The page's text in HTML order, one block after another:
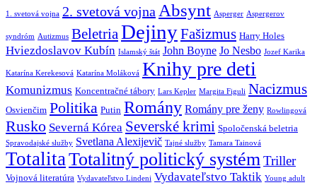
1. svetová vojna 2. svetová vojnaAbsynt Asperger Aspergerov
syndróm Autizmus BeletriaDejinyFašizmus Harry Holes
Hviezdoslavov Kubín Islamský štát John Boyne Jo Nesbo Jozef Karika
Katarína Kerekesová Katarína Moláková Knihy pre deti
Komunizmus Koncentračné tábory Lars Kepler Margita Figuli Nacizmus
Osvienčim Politika Putin Romány Romány pre ženy Rowlingová
Rusko Severná Kórea Severské krimi Spoločenská beletria
Spravodajské služby Svetlana Alexijevič Tajné služby Tamara Tainová
TotalitaTotalitný politický systémTriller
Vojnová literatúra Vydavateľstvo Lindeni Vydavateľstvo Taktik Young adult